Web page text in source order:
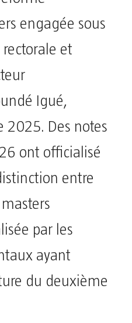
engagée sous
et
Igué,
2025. Des notes
ont officialisé
entre
par les
ayant
du deuxième